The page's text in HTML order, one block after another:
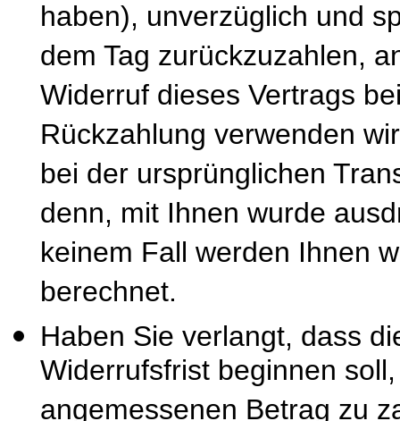
haben), unverzüglich und
dem Tag zurückzuzahlen,
Widerruf dieses Vertrags
Rückzahlung verwenden
bei der ursprünglichen
denn, mit Ihnen wurde
keinem Fall werden Ihnen
berechnet.
Haben Sie verlangt, dass
Widerrufsfrist beginnen
angemessenen Betrag zu